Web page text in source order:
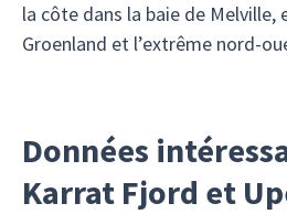
la côte dans la baie de Melville,
Groenland et l’extrême nord-
Données
Karrat Fjord et